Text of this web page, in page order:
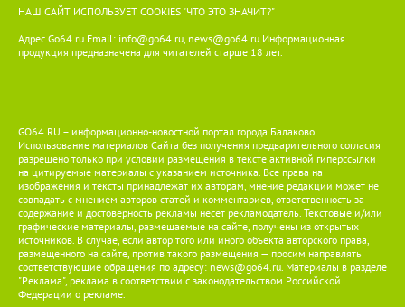
НАШ САЙТ ИСПОЛЬЗУЕТ COOKIES "ЧТО ЭТО ЗНАЧИТ?"
Адрес Go64.ru Email: info@go64.ru, news@go64.ru Информационная
продукция предназначена для читателей старше 18 лет.
GO64.RU – информационно-новостной портал города Балаково
Использование материалов Сайта без получения предварительного согласия
разрешено только при условии размещения в тексте активной гиперссылки
на цитируемые материалы с указанием источника. Все права на
изображения и тексты принадлежат их авторам, мнение редакции может не
совпадать с мнением авторов статей и комментариев, ответственность за
содержание и достоверность рекламы несет рекламодатель. Текстовые и/или
графические материалы, размещаемые на сайте, получены из открытых
источников. В случае, если автор того или иного объекта авторского права,
размещенного на сайте, против такого размещения — просим направлять
соответствующие обращения по адресу: news@go64.ru. Материалы в разделе
"Реклама", реклама в соответствии с законодательством Российской
Федерации о рекламе.